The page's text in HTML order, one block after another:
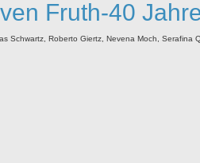
Fruth-40
Schwartz, Roberto Giertz, Nevena Moch,